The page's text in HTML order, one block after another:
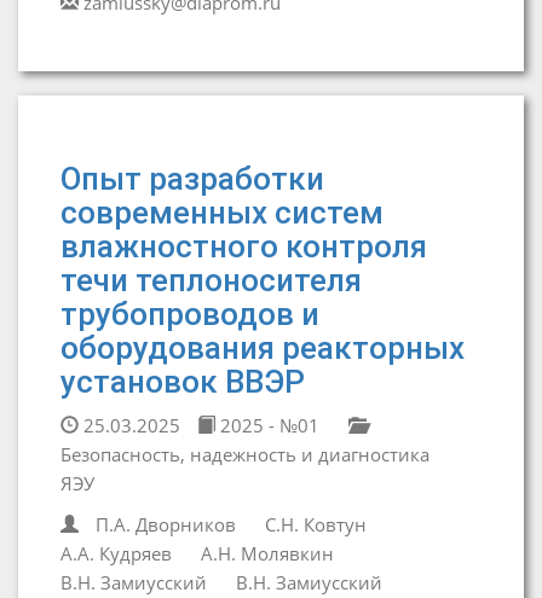
Опыт разработки
современных систем
влажностного контроля
течи теплоносителя
трубопроводов и
оборудования реакторных
установок ВВЭР
25.03.2025
2025 - №01
Безопасность, надежность и диагностика
ЯЭУ
П.А. Дворников
С.Н. Ковтун
А.А. Кудряев
А.Н. Молявкин
В.Н. Замиусский
В.Н. Замиусский